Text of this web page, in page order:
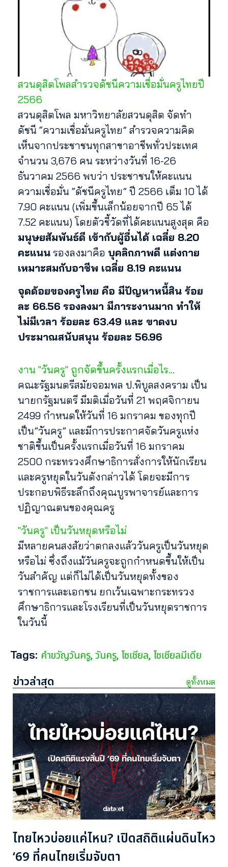
สวนดุสิตโพลสำรวจดัชนีความเชื่อมั่นครูไทยปี
2566
สวนดุสิตโพล มหาวิทยาลัยสวนดุสิต จัดทำ
ดัชนี “ความเชื่อมั่นครูไทย” สำรวจความคิด
เห็นจากประชาชนทุกสาขาอาชีพทั่วประเทศ
จำนวน 3,676 คน ระหว่างวันที่ 16-26
ธันวาคม 2566 พบว่า ประชาชนให้คะแนน
ความเชื่อมั่น “ดัชนีครูไทย” ปี 2566 เต็ม 10 ได้
7.90 คะแนน (เพิ่มขึ้นเล็กน้อยจากปี 65 ได้
7.52 คะแนน) โดยตัวชี้วัดที่ได้คะแนนสูงสุด คือ
มนุษยสัมพันธ์ดี เข้ากับผู้อื่นได้ เฉลี่ย 8.20
คะแนน รองลงมาคือ บุคลิกภาพดี แต่งกาย
เหมาะสมกับอาชีพ เฉลี่ย 8.19 คะแนน
จุดด้อยของครูไทย คือ มีปัญหาหนี้สิน ร้อย
ละ 66.56 รองลงมา มีภาระงานมาก ทำให้
ไม่มีเวลา ร้อยละ 63.49 และ ขาดงบ
ประมาณสนับสนุน ร้อยละ 56.96
งาน "วันครู" ถูกจัดขึ้นครั้งแรกเมื่อไร…
คณะรัฐมนตรีสมัยจอมพล ป.พิบูลสงคราม เป็น
นายกรัฐมนตรี มีมติเมื่อวันที่ 21 พฤศจิกายน
2499 กำหนดให้วันที่ 16 มกราคม ของทุกปี
เป็น”วันครู” และมีการประกาศจัดวันครูแห่ง
ชาติขึ้นเป็นครั้งแรกเมื่อวันที่ 16 มกราคม
2500 กระทรวงศึกษาธิการสั่งการให้นักเรียน
และครูหยุดในวันดังกล่าวได้ โดยจะมีการ
ประกอบพิธีระลึกถึงคุณบูรพาจารย์และการ
ปฏิญาณตนของคุณครู
"วันครู" เป็นวันหยุดหรือไม่
มีหลายคนสงสัยว่าตกลงแล้ววันครูเป็นวันหยุด
หรือไม่ ซึ่งถึงแม้วันครูจะถูกกำหนดขึ้นให้เป็น
วันสำคัญ แต่ก็ไม่ได้เป็นวันหยุดทั้งของ
ราชการและเอกชน ยกเว้นเฉพาะกระทรวง
ศึกษาธิการและโรงเรียนที่เป็นวันหยุดราชการ
ในวันนี้
Tags: คำขวัญวันครู, วันครู, โซเชียล, โซเชียลมีเดีย
ข่าวล่าสุด ดูทั้งหมด
ไทยไหวบ่อยแค่ไหน? เปิดสถิติแผ่นดินไหว
‘69 ที่คนไทยเริ่มจับตา